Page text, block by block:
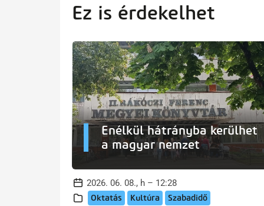
Ez is érdekelhet
Enélkül hátrányba kerülhet
a magyar nemzet
2026. 06. 08., h – 12:28
Oktatás Kultúra Szabadidő